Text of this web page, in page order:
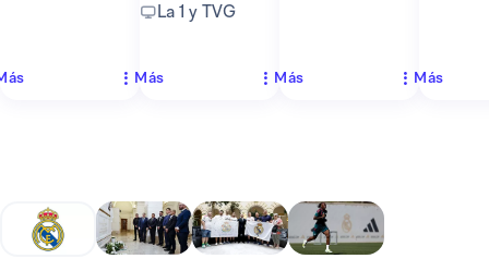
La 1 y TVG
Más Más Más